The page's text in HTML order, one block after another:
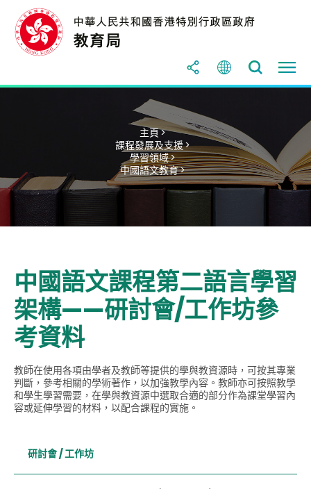
主頁 >
課程發展及支援 >
學習領域 >
中國語文教育 >
中國語文課程第二語言學習
架構——研討會/工作坊參
考資料
教師在使用各項由學者及教師等提供的學與教資源時，可按其專業
判斷，參考相關的學術著作，以加強教學內容。教師亦可按照教學
和學生學習需要，在學與教資源中選取合適的部分作為課堂學習內
容或延伸學習的材料，以配合課程的實施。
研討會 / 工作坊